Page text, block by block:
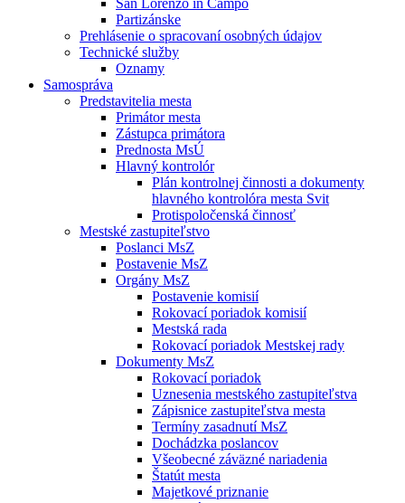
San Lorenzo in Campo
Partizánske
Prehlásenie o spracovaní osobných údajov
Technické služby
Oznamy
Samospráva
Predstavitelia mesta
Primátor mesta
Zástupca primátora
Prednosta MsÚ
Hlavný kontrolór
Plán kontrolnej činnosti a dokumenty
hlavného kontrolóra mesta Svit
Protispoločenská činnosť
Mestské zastupiteľstvo
Poslanci MsZ
Postavenie MsZ
Orgány MsZ
Postavenie komisií
Rokovací poriadok komisií
Mestská rada
Rokovací poriadok Mestskej rady
Dokumenty MsZ
Rokovací poriadok
Uznesenia mestského zastupiteľstva
Zápisnice zastupiteľstva mesta
Termíny zasadnutí MsZ
Dochádzka poslancov
Všeobecné záväzné nariadenia
Štatút mesta
Majetkové priznanie